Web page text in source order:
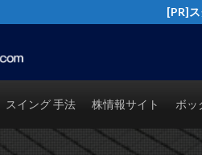
[PR]
証！
スイング 手法 株情報サイト ボッ